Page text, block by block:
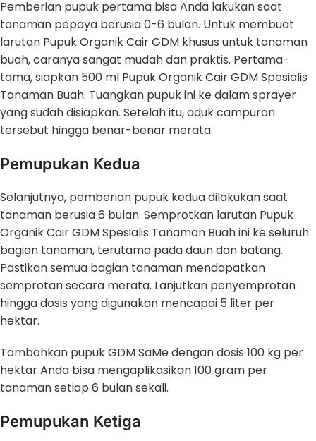
Pemberian pupuk pertama bisa Anda lakukan saat
tanaman pepaya berusia 0-6 bulan. Untuk membuat
larutan Pupuk Organik Cair GDM khusus untuk tanaman
buah, caranya sangat mudah dan praktis. Pertama-
tama, siapkan 500 ml Pupuk Organik Cair GDM Spesialis
Tanaman Buah. Tuangkan pupuk ini ke dalam sprayer
yang sudah disiapkan. Setelah itu, aduk campuran
tersebut hingga benar-benar merata.
Pemupukan Kedua
Selanjutnya, pemberian pupuk kedua dilakukan saat
tanaman berusia 6 bulan. Semprotkan larutan Pupuk
Organik Cair GDM Spesialis Tanaman Buah ini ke seluruh
bagian tanaman, terutama pada daun dan batang.
Pastikan semua bagian tanaman mendapatkan
semprotan secara merata. Lanjutkan penyemprotan
hingga dosis yang digunakan mencapai 5 liter per
hektar.
Tambahkan pupuk GDM SaMe dengan dosis 100 kg per
hektar Anda bisa mengaplikasikan 100 gram per
tanaman setiap 6 bulan sekali.
Pemupukan Ketiga